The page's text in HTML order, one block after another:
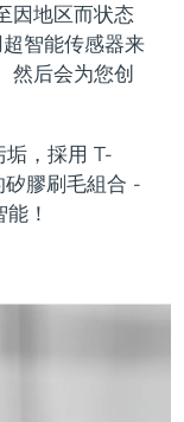
因地区而状态
智能传感器来
然后会为您创
，採用 T-
膠刷毛組合 -
！
device
therapy
toothbrush
計送達日期8/11/26
計送達日期 8/14/26
計送達日期
計送達日期